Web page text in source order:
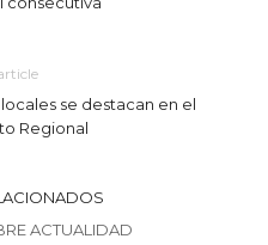
se destacan en el
Regional
ACTUALIDAD